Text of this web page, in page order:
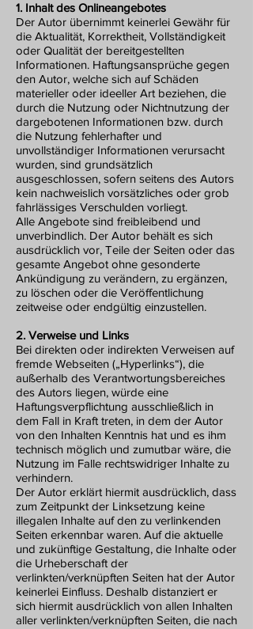
1. Inhalt des Onlineangebotes
Der Autor übernimmt keinerlei Gewähr für
die Aktualität, Korrektheit, Vollständigkeit
oder Qualität der bereitgestellten
Informationen. Haftungsansprüche gegen
den Autor, welche sich auf Schäden
materieller oder ideeller Art beziehen, die
durch die Nutzung oder Nichtnutzung der
dargebotenen Informationen bzw. durch
die Nutzung fehlerhafter und
unvollständiger Informationen verursacht
wurden, sind grundsätzlich
ausgeschlossen, sofern seitens des Autors
kein nachweislich vorsätzliches oder grob
fahrlässiges Verschulden vorliegt.
Alle Angebote sind freibleibend und
unverbindlich. Der Autor behält es sich
ausdrücklich vor, Teile der Seiten oder das
gesamte Angebot ohne gesonderte
Ankündigung zu verändern, zu ergänzen,
zu löschen oder die Veröffentlichung
zeitweise oder endgültig einzustellen.
2. Verweise und Links
Bei direkten oder indirekten Verweisen auf
fremde Webseiten („Hyperlinks“), die
außerhalb des Verantwortungsbereiches
des Autors liegen, würde eine
Haftungsverpflichtung ausschließlich in
dem Fall in Kraft treten, in dem der Autor
von den Inhalten Kenntnis hat und es ihm
technisch möglich und zumutbar wäre, die
Nutzung im Falle rechtswidriger Inhalte zu
verhindern.
Der Autor erklärt hiermit ausdrücklich, dass
zum Zeitpunkt der Linksetzung keine
illegalen Inhalte auf den zu verlinkenden
Seiten erkennbar waren. Auf die aktuelle
und zukünftige Gestaltung, die Inhalte oder
die Urheberschaft der
verlinkten/verknüpften Seiten hat der Autor
keinerlei Einfluss. Deshalb distanziert er
sich hiermit ausdrücklich von allen Inhalten
aller verlinkten/verknüpften Seiten, die nach